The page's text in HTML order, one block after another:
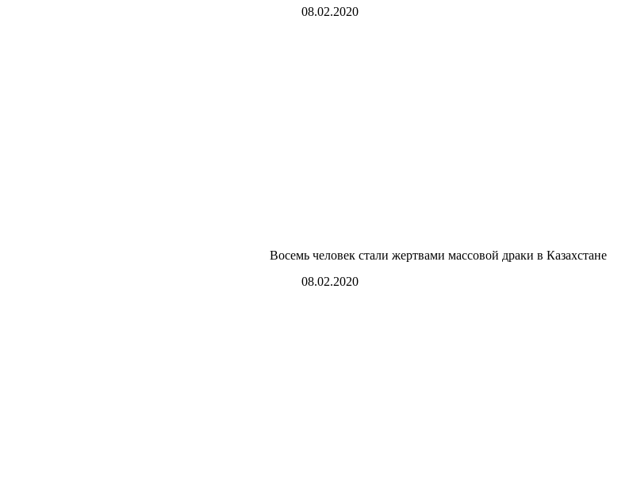
08.02.2020
Восемь человек стали жертвами массовой драки в Казахстане
08.02.2020